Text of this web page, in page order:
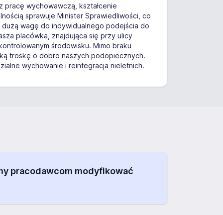
pracę wychowawczą, kształcenie
sprawuje Minister Sprawiedliwości, co
dużą wagę do indywidualnego podejścia do
placówka, znajdująca się przy ulicy
środowisku. Mimo braku
troskę o dobro naszych podopiecznych.
wychowanie i reintegracja nieletnich.
pracodawcom modyfikować